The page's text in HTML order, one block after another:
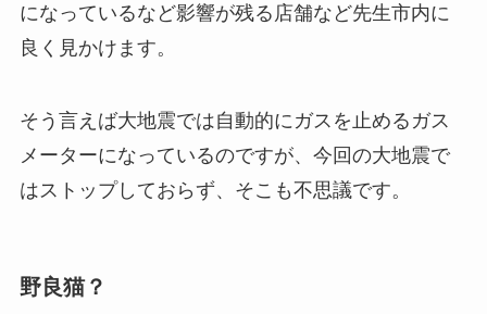
になっているなど影響が残る店舗など先生市内に
良く見かけます。
そう言えば大地震では自動的にガスを止めるガス
メーターになっているのですが、今回の大地震で
はストップしておらず、そこも不思議です。
野良猫？